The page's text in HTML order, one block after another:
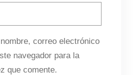
correo electrónico
navegador para la
que comente.